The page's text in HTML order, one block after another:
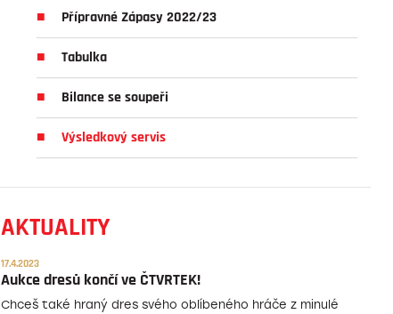
Přípravné Zápasy 2022/23
Tabulka
Bilance se soupeři
Výsledkový servis
AKTUALITY
17.4.2023
Aukce dresů končí ve ČTVRTEK!
Chceš také hraný dres svého oblíbeného hráče z minulé